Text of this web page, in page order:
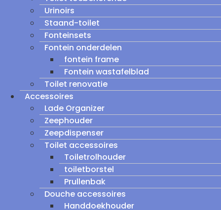
Urinoirs
Staand-toilet
Fonteinsets
Fontein onderdelen
fontein frame
Fontein wastafelblad
Toilet renovatie
Accessoires
Lade Organizer
Zeephouder
Zeepdispenser
Toilet accessoires
Toiletrolhouder
toiletborstel
Prullenbak
Douche accessoires
Handdoekhouder